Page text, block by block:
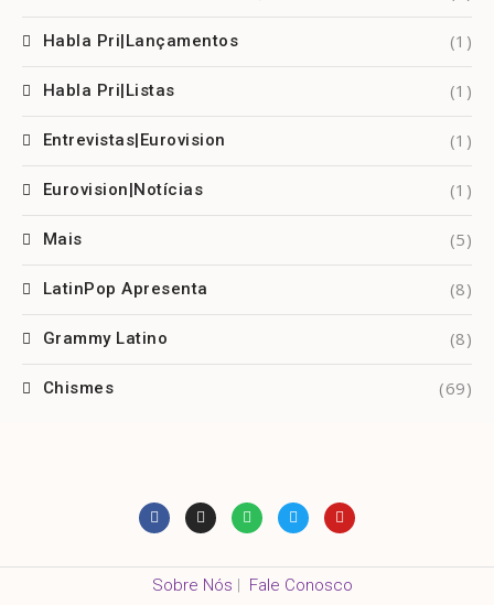
Habla Pri|Lançamentos (1)
Habla Pri|Listas (1)
Entrevistas|Eurovision (1)
Eurovision|Notícias (1)
Mais (5)
LatinPop Apresenta (8)
Grammy Latino (8)
Chismes (69)
Sobre Nós | Fale Conosco